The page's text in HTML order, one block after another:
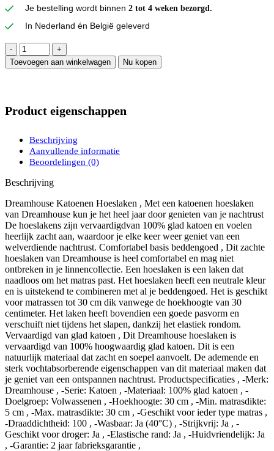
Je bestelling wordt binnen 2 tot 4 weken bezorgd.
In Nederland én België geleverd
Katoenen
Hoeslaken
Roze
aantal
Toevoegen aan winkelwagen Nu kopen
Product eigenschappen
Beschrijving
Aanvullende informatie
Beoordelingen (0)
Beschrijving
Dreamhouse Katoenen Hoeslaken , Met een katoenen hoeslaken
van Dreamhouse kun je het heel jaar door genieten van je nachtrust
De hoeslakens zijn vervaardigdvan 100% glad katoen en voelen
heerlijk zacht aan, waardoor je elke keer weer geniet van een
welverdiende nachtrust. Comfortabel basis beddengoed , Dit zachte
hoeslaken van Dreamhouse is heel comfortabel en mag niet
ontbreken in je linnencollectie. Een hoeslaken is een laken dat
naadloos om het matras past. Het hoeslaken heeft een neutrale kleur
en is uitstekend te combineren met al je beddengoed. Het is geschikt
voor matrassen tot 30 cm dik vanwege de hoekhoogte van 30
centimeter. Het laken heeft bovendien een goede pasvorm en
verschuift niet tijdens het slapen, dankzij het elastiek rondom.
Vervaardigd van glad katoen , Dit Dreamhouse hoeslaken is
vervaardigd van 100% hoogwaardig glad katoen. Dit is een
natuurlijk materiaal dat zacht en soepel aanvoelt. De ademende en
sterk vochtabsorberende eigenschappen van dit materiaal maken dat
je geniet van een ontspannen nachtrust. Productspecificaties , -Merk:
Dreamhouse , -Serie: Katoen , -Materiaal: 100% glad katoen , -
Doelgroep: Volwassenen , -Hoekhoogte: 30 cm , -Min. matrasdikte:
5 cm , -Max. matrasdikte: 30 cm , -Geschikt voor ieder type matras ,
-Draaddichtheid: 100 , -Wasbaar: Ja (40°C) , -Strijkvrij: Ja , -
Geschikt voor droger: Ja , -Elastische rand: Ja , -Huidvriendelijk: Ja
, -Garantie: 2 jaar fabrieksgarantie ,